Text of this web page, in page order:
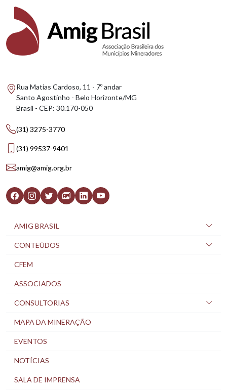
Rua Matias Cardoso, 11 - 7º andar
Santo Agostinho - Belo Horizonte/MG
Brasil - CEP: 30.170-050
(31) 3275-3770
(31) 99537-9401
amig@amig.org.br
AMIG BRASIL
CONTEÚDOS
CFEM
ASSOCIADOS
CONSULTORIAS
MAPA DA MINERAÇÃO
EVENTOS
NOTÍCIAS
SALA DE IMPRENSA